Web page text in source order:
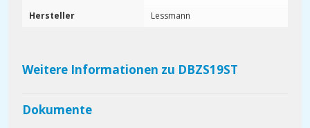
Hersteller
Lessmann
Weitere Informationen zu DBZS19ST
Dokumente